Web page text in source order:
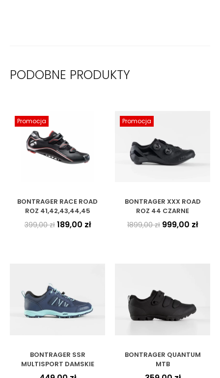
PODOBNE PRODUKTY
Promocja
BONTRAGER RACE ROAD
ROZ 41,42,43,44,45
399,00zł 189,00 zł
Promocja
BONTRAGER XXX ROAD
ROZ 44 CZARNE
1899,00zł 999,00 zł
BONTRAGER SSR
MULTISPORT DAMSKIE
BONTRAGER QUANTUM
MTB